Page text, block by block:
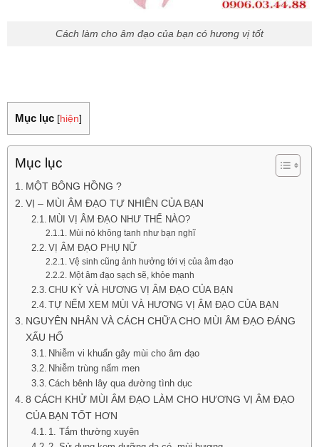
Cách làm cho âm đạo của bạn có hương vị tốt
Mục lục [hiện]
Mục lục
MỘT BÔNG HỒNG ?
VỊ – MÙI ÂM ĐẠO TỰ NHIÊN CỦA BẠN
MÙI VỊ ÂM ĐẠO NHƯ THẾ NÀO?
Mùi nó không tanh như bạn nghĩ
VỊ ÂM ĐẠO PHỤ NỮ
Vệ sinh cũng ảnh hưởng tới vị của âm đạo
Một âm đạo sạch sẽ, khỏe mạnh
CHU KỲ VÀ HƯƠNG VỊ ÂM ĐẠO CỦA BẠN
TỰ NẾM XEM MÙI VÀ HƯƠNG VỊ ÂM ĐẠO CỦA BẠN
NGUYÊN NHÂN VÀ CÁCH CHỮA CHO MÙI ÂM ĐẠO ĐÁNG
XẤU HỔ
Nhiễm vi khuẩn gây mùi cho âm đạo
Nhiễm trùng nấm men
Cách bênh lây qua đường tình dục
8 CÁCH KHỬ MÙI ÂM ĐẠO LÀM CHO HƯƠNG VỊ ÂM ĐẠO
CỦA BẠN TỐT HƠN
1. Tắm thường xuyên